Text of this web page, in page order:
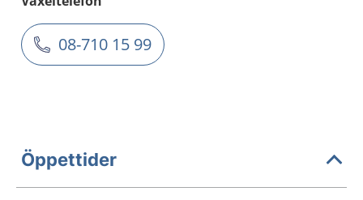
08-710 15 99
Öppettider